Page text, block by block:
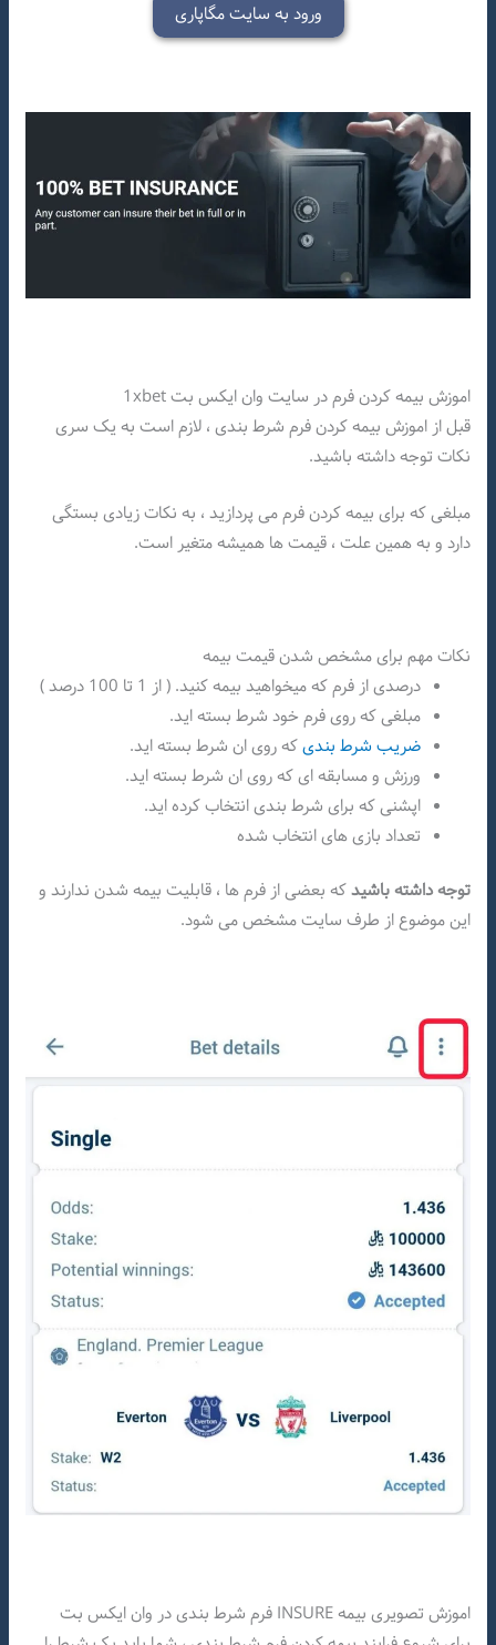
ورود به سایت مگاپاری
اموزش بیمه کردن فرم در سایت وان ایکس بت 1xbet
قبل از اموزش بیمه کردن فرم شرط بندی ، لازم است به یک سری
نکات توجه داشته باشید.
مبلغی که برای بیمه کردن فرم می پردازید ، به نکات زیادی بستگی
دارد و به همین علت ، قیمت ها همیشه متغیر است.
نکات مهم برای مشخص شدن قیمت بیمه
درصدی از فرم که میخواهید بیمه کنید. ( از 1 تا 100 درصد )
مبلغی که روی فرم خود شرط بسته اید.
ضریب شرط بندیکه روی ان شرط بسته اید.
ورزش و مسابقه ای که روی ان شرط بسته اید.
اپشنی که برای شرط بندی انتخاب کرده اید.
تعداد بازی های انتخاب شده
توجه داشته باشیدکه بعضی از فرم ها ، قابلیت بیمه شدن ندارند و
این موضوع از طرف سایت مشخص می شود.
اموزش تصویری بیمه INSURE فرم شرط بندی در وان ایکس بت